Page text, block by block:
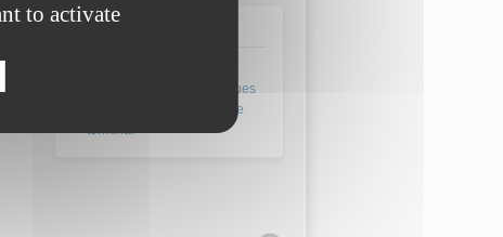
Enseignements scientifiques
et technologiques en cycle
terminal
to activate